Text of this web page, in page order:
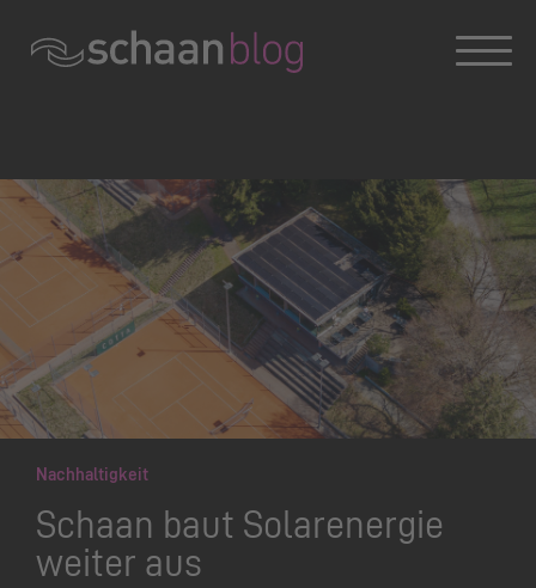
Nachhaltigkeit
Schaan baut Solarenergie
weiter aus